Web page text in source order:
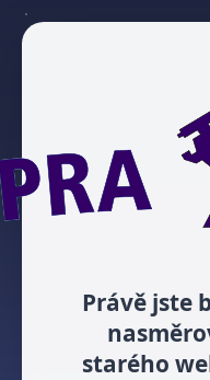
Právě jste
starého